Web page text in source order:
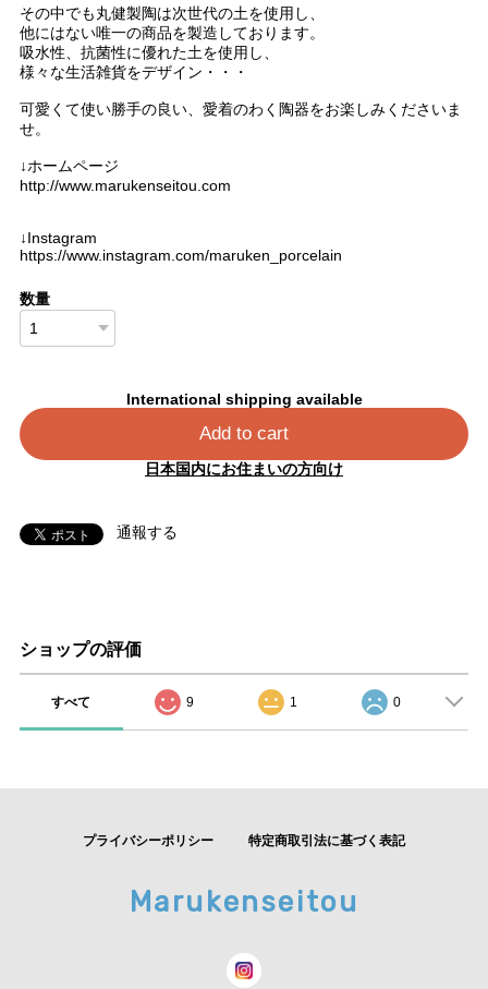
その中でも丸健製陶は次世代の土を使用し、
他にはない唯一の商品を製造しております。
吸水性、抗菌性に優れた土を使用し、
様々な生活雑貨をデザイン・・・
可愛くて使い勝手の良い、愛着のわく陶器をお楽しみくださいま
せ。
↓ホームページ
http://www.marukenseitou.com
↓Instagram
https://www.instagram.com/maruken_porcelain
数量
International shipping available
Add to cart
日本国内にお住まいの方向け
通報する
ショップの評価
すべて 9 1 0
プライバシーポリシー 特定商取引法に基づく表記
Marukenseitou